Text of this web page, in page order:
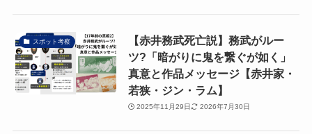
スポット考察
【赤井務武死亡説】務武がルー
ツ?「暗がりに鬼を繋ぐが如く」
真意と作品メッセージ【赤井家・
若狭・ジン・ラム】
2025年11月29日 2026年7月30日